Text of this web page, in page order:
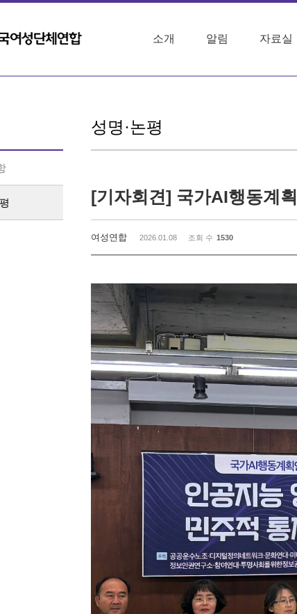
소개 알림 자료실
성명·논평
여성연합 2026.01.08 조회 수 1530